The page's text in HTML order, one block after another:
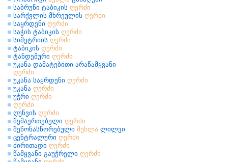
საბრუნი ტაბიკის ღერძი
სარქვლის მხრეულის ღერძი
საყრდენი ღერძი
საჭის ტაბიკის ღერძი
სიმეტრიის ღერძი
ტაბიკის ღერძი
ტანდემური ღერძი
უკანა დამატებითი არაწამყვანი
ღერძი
უკანა საყრდენი ღერძი
უკანა ღერძი
უჭრი ღერძი
ღერძი
ღუნვის ღერძი
შემაერთებელი ღერძი
შეწონასწორებული მუხლა ლილვი
ცენტრალური ღერძი
ძირითადი ღერძი
წამყვანი გაუჭრელი ღერძი